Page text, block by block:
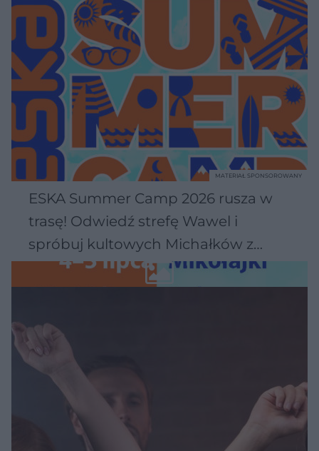
ESKA Summer Camp 2026 rusza w
trasę! Odwiedź strefę Wawel i
spróbuj kultowych Michałków z
Wawelu
MATERIAŁ SPONSOROWANY